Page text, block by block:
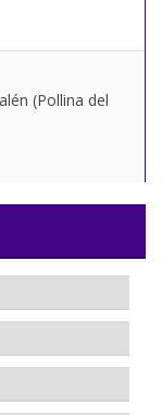
(Pollina del